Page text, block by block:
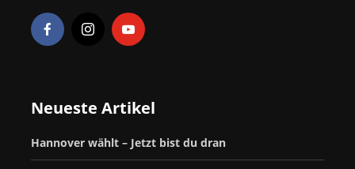
Neueste Artikel
Hannover wählt – Jetzt bist du dran